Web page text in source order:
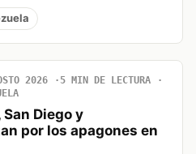
2026
5 MIN DE LECTURA
Diego y
por los apagones en